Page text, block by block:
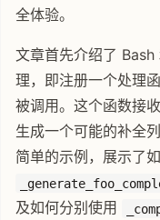
全体验。
文章首先介绍了
理，即注册一个处理
被调用。这个函数接
生成一个可能的补全
简单的示例，展示了
及如何分别使用